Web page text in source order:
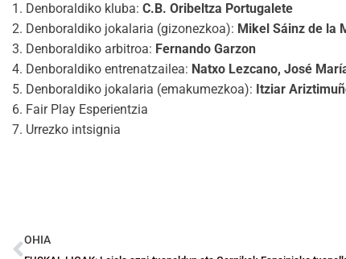
1. Denboraldiko kluba: C.B. Oribeltza Portugalete
2. Denboraldiko jokalaria (gizonezkoa): Mikel Sáinz de la
3. Denboraldiko arbitroa: Fernando Garzon
4. Denboraldiko entrenatzailea: Natxo Lezcano, José
5. Denboraldiko jokalaria (emakumezkoa): Itziar
6. Fair Play Esperientzia
7. Urrezko intsignia
OHIA